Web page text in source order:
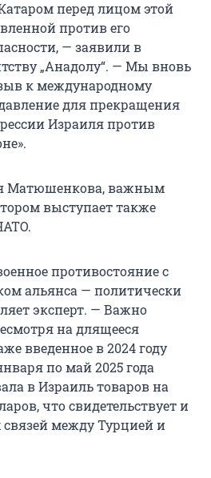
перед лицом этой
против его
— заявили в
„Анадолу“. — Мы вновь
к международному
для прекращения
Израиля против
Матюшенкова, важным
выступает также
противостояние с
альянса — политически
эксперт. — Важно
на длящееся
введенное в 2024 году
по май 2025 года
в Израиль товаров на
что свидетельствует и
между Турцией и